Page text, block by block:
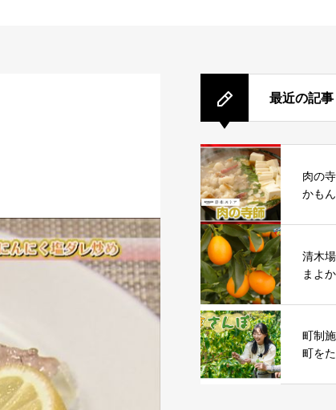
最近の記事
肉の
かも
清木
まよ
町制
町を